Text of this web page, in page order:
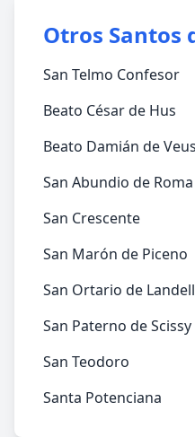
Otros Santos
San Telmo Confesor
Beato César de Hus
Beato Damián de
San Abundio de Roma
San Crescente
San Marón de Piceno
San Ortario de
San Paterno de Scissy
San Teodoro
Santa Potenciana